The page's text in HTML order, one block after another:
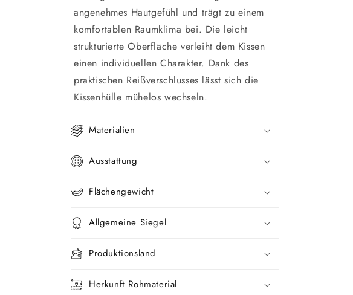
angenehmes Hautgefühl und trägt zu einem
komfortablen Raumklima bei. Die leicht
strukturierte Oberfläche verleiht dem Kissen
einen individuellen Charakter. Dank des
praktischen Reißverschlusses lässt sich die
Kissenhülle mühelos wechseln.
Materialien
Ausstattung
Flächengewicht
Allgemeine Siegel
Produktionsland
Herkunft Rohmaterial